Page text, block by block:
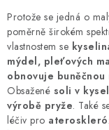
Protože se jedná o
poměrně širokém
vlastnostem se
mýdel, pleťových
obnovuje buněčnou
Obsažené soli v
výrobě pryže. Také
léčiv pro